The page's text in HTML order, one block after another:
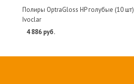
Полиры OptraGloss HP голубые (10 шт)
Ivoclar
4 886 руб.